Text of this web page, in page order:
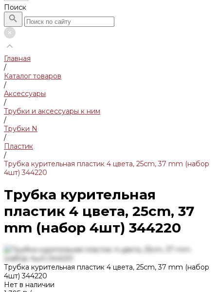
Поиск
Главная
/
Каталог товаров
/
Аксессуары
/
Трубки и аксессуары к ним
/
Трубки N
/
Пластик
/
Трубка курительная пластик 4 цвета, 25cm, 37 mm (набор
4шт) 344220
Трубка курительная
пластик 4 цвета, 25cm, 37
mm (набор 4шт) 344220
Трубка курительная пластик 4 цвета, 25cm, 37 mm (набор
4шт) 344220
Нет в наличии